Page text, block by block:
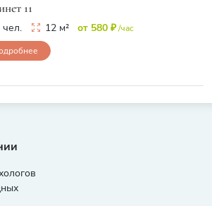
11
чел. 12 м² от 580 ₽/час